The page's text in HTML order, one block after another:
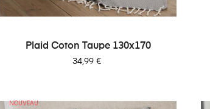
Plaid Coton Taupe 130x170
Prix
34,99 €
NOUVEAU